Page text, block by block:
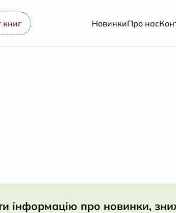
книг НовинкиПро нас
інформацію про новинки,